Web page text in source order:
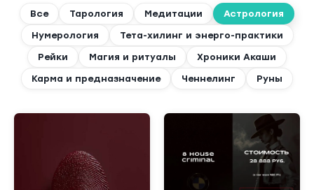
Все Тарология Медитации Астрология
Нумерология Тета-хилинг и энерго-практики
Рейки Магия и ритуалы Хроники Акаши
Карма и предназначение Ченнелинг Руны